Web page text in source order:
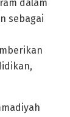
dalam
sebagai